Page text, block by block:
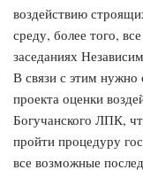
воздействию
среду, более того,
заседаниях
В связи с этим нужно
проекта оценки
Богучанского ЛПК,
пройти процедуру
все возможные